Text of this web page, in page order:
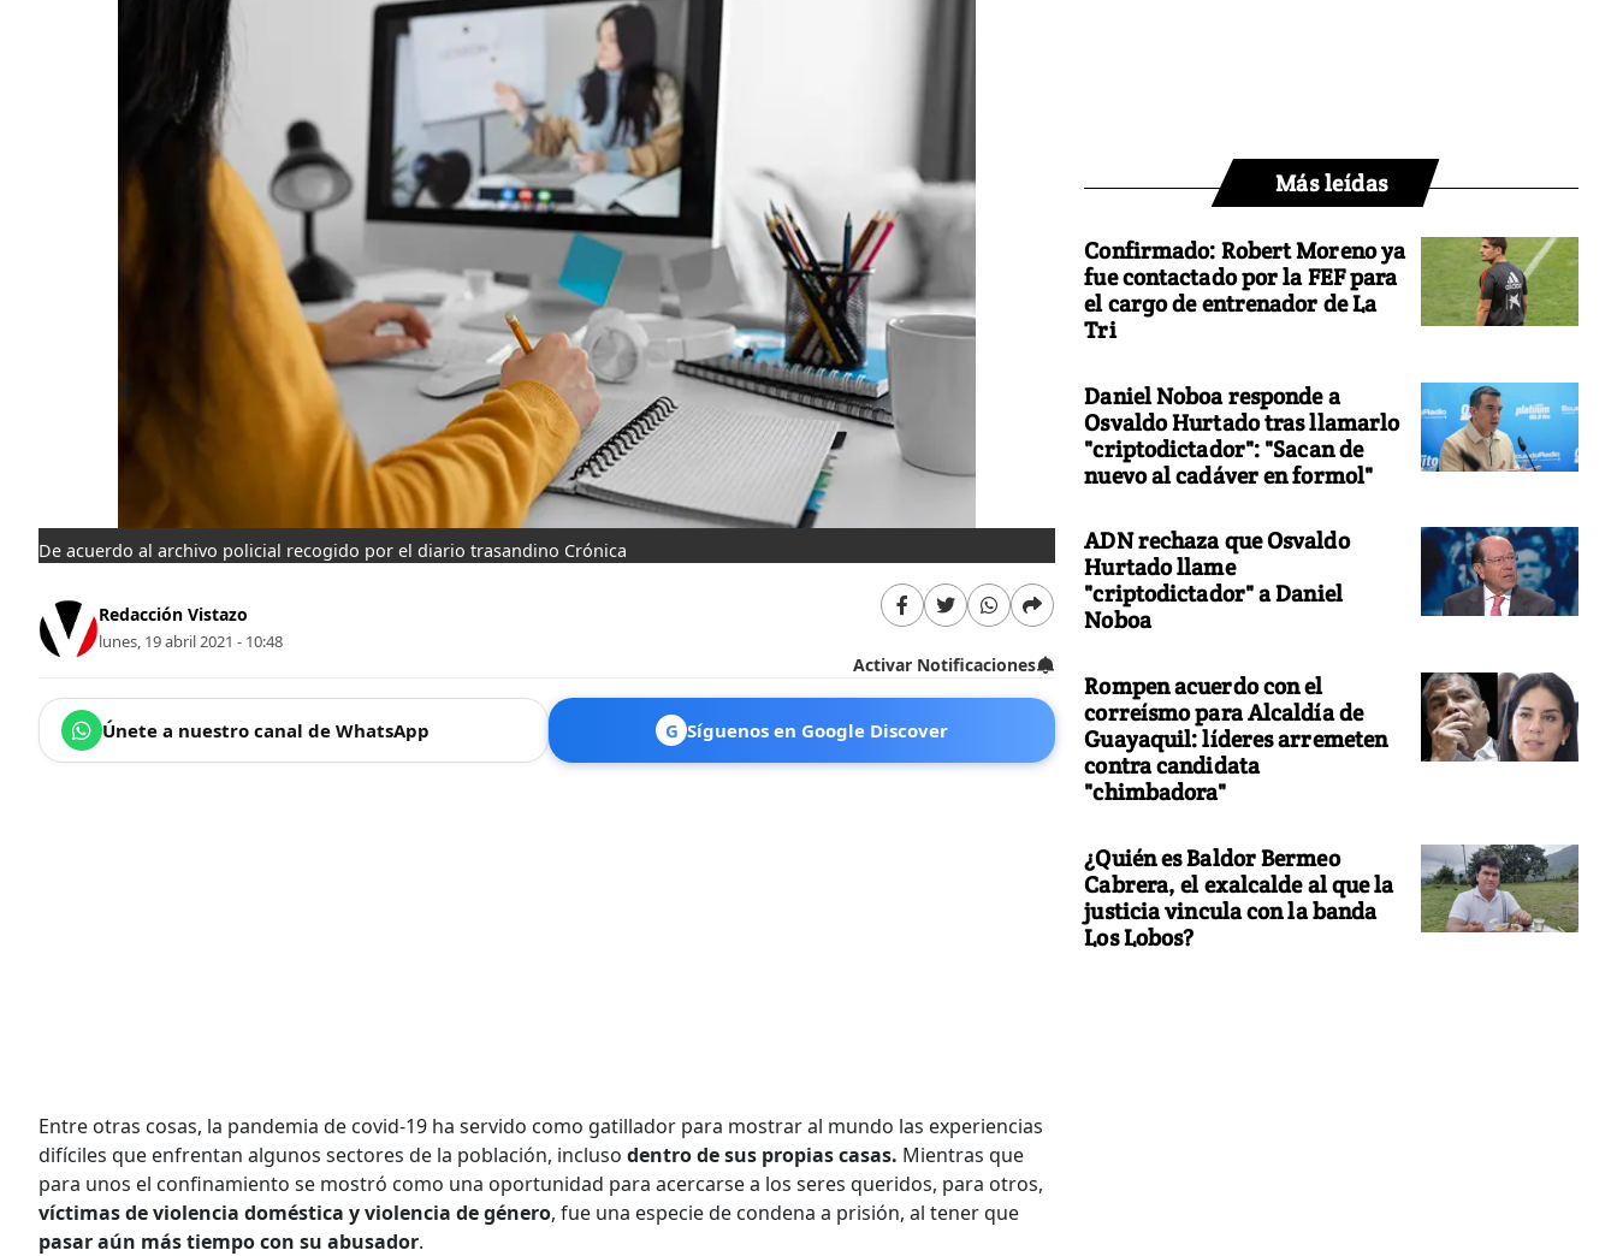
De acuerdo al archivo policial recogido por el diario trasandino Crónica
Redacción Vistazo
lunes, 19 abril 2021 - 10:48
Activar Notificaciones
Únete a nuestro canal de WhatsApp G Síguenos en Google Discover
Entre otras cosas, la pandemia de covid-19 ha servido como gatillador para mostrar al mundo las experiencias
difíciles que enfrentan algunos sectores de la población, incluso dentro de sus propias casas. Mientras que
para unos el confinamiento se mostró como una oportunidad para acercarse a los seres queridos, para otros,
víctimas de violencia doméstica y violencia de género, fue una especie de condena a prisión, al tener que
pasar aún más tiempo con su abusador.
Más leídas
Confirmado: Robert Moreno ya
fue contactado por la FEF para
el cargo de entrenador de La
Tri
Daniel Noboa responde a
Osvaldo Hurtado tras llamarlo
"criptodictador": "Sacan de
nuevo al cadáver en formol"
ADN rechaza que Osvaldo
Hurtado llame
"criptodictador" a Daniel
Noboa
Rompen acuerdo con el
correísmo para Alcaldía de
Guayaquil: líderes arremeten
contra candidata
"chimbadora"
¿Quién es Baldor Bermeo
Cabrera, el exalcalde al que la
justicia vincula con la banda
Los Lobos?